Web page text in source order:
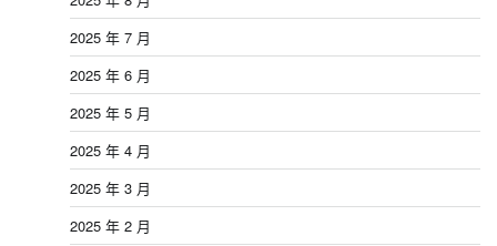
2025 年 7 月
2025 年 6 月
2025 年 5 月
2025 年 4 月
2025 年 3 月
2025 年 2 月